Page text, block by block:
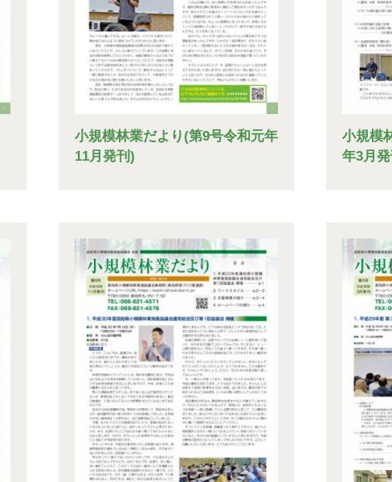
小規模林業だより(第9号令和元年
11月発刊)
小規模
年3月